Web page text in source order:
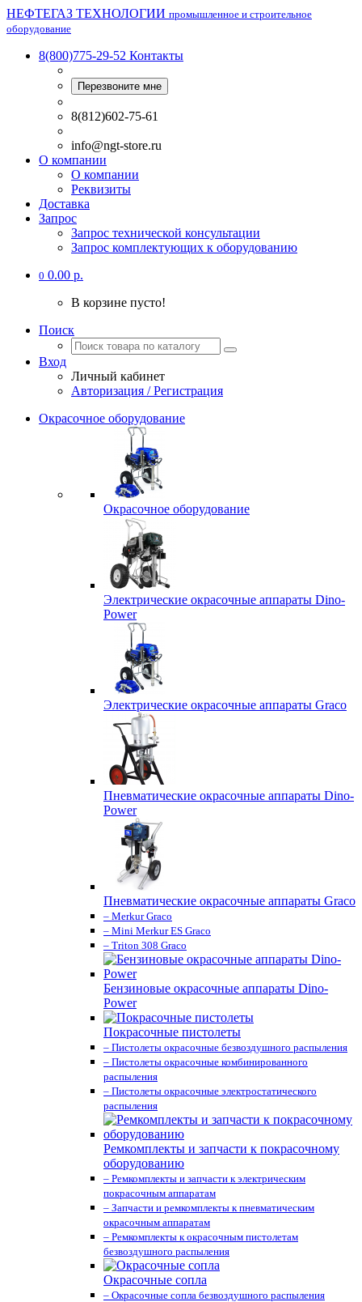
НЕФТЕГАЗ ТЕХНОЛОГИИ промышленное и строительное
оборудование
8(800)775-29-52 Контакты
Перезвоните мне
8(812)602-75-61
info@ngt-store.ru
О компании
О компании
Реквизиты
Доставка
Запрос
Запрос технической консультации
Запрос комплектующих к оборудованию
0 0.00 р.
В корзине пусто!
Поиск
Вход
Личный кабинет
Авторизация / Регистрация
Окрасочное оборудование
Окрасочное оборудование
Электрические окрасочные аппараты Dino-
Power
Электрические окрасочные аппараты Graco
Пневматические окрасочные аппараты Dino-
Power
Пневматические окрасочные аппараты Graco
– Merkur Graco
– Mini Merkur ES Graco
– Triton 308 Graco
Бензиновые окрасочные аппараты Dino-
Power
Покрасочные пистолеты
– Пистолеты окрасочные безвоздушного распыления
– Пистолеты окрасочные комбинированного
распыления
– Пистолеты окрасочные электростатического
распыления
Ремкомплекты и запчасти к покрасочному
оборудованию
– Ремкомплекты и запчасти к электрическим
покрасочным аппаратам
– Запчасти и ремкомплекты к пневматическим
окрасочным аппаратам
– Ремкомплекты к окрасочным пистолетам
безвоздушного распыления
Окрасочные сопла
– Окрасочные сопла безвоздушного распыления